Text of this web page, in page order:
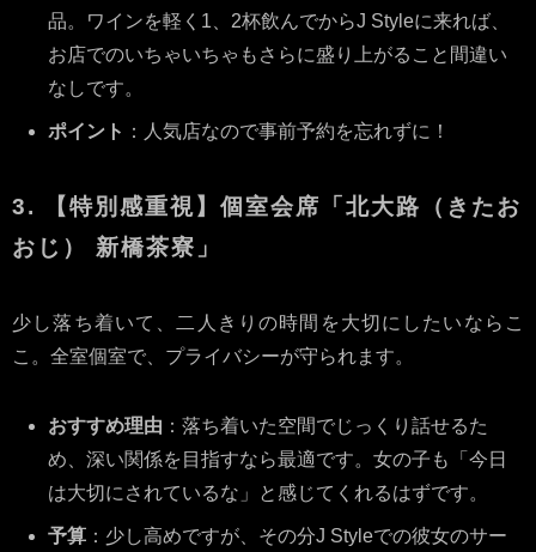
品。ワインを軽く1、2杯飲んでからJ Styleに来れば、
お店でのいちゃいちゃもさらに盛り上がること間違い
なしです。
ポイント ：人気店なので事前予約を忘れずに！
3. 【特別感重視】個室会席「北大路（きたお
おじ） 新橋茶寮」
少し落ち着いて、二人きりの時間を大切にしたいならこ
こ。全室個室で、プライバシーが守られます。
おすすめ理由 ：落ち着いた空間でじっくり話せるた
め、深い関係を目指すなら最適です。女の子も「今日
は大切にされているな」と感じてくれるはずです。
予算 ：少し高めですが、その分J Styleでの彼女のサー